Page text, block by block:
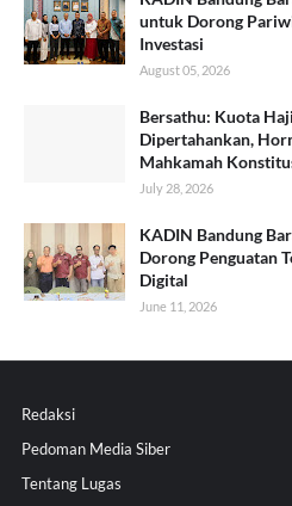
untuk Dorong
Investasi
August 05, 2026
Bersathu: Kuota
Dipertahankan,
Mahkamah
July 28, 2026
KADIN Bandung
Dorong Penguatan
Digital
June 11, 2026
Redaksi
Pedoman Media Siber
Tentang Lugas